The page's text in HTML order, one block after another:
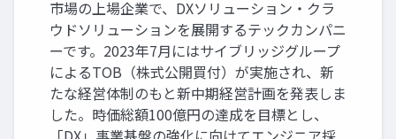
市場の上場企業で、DXソリューション・クラ
ウドソリューションを展開するテックカンパニ
ーです。2023年7月にはサイブリッジグループ
によるTOB（株式公開買付）が実施され、新
たな経営体制のもと新中期経営計画を発表しま
した。時価総額100億円の達成を目標とし、